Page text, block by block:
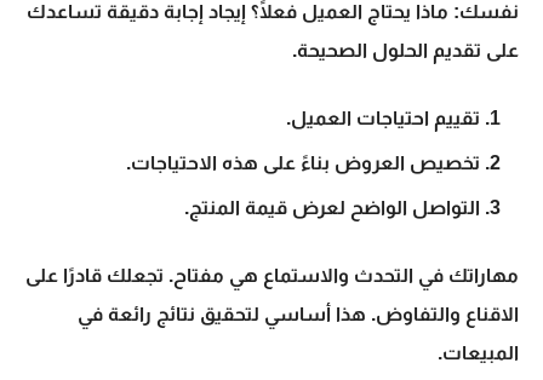
نفسك: ماذا يحتاج العميل فعلًا؟ إيجاد إجابة دقيقة تساعدك
على تقديم الحلول الصحيحة.
تقييم احتياجات العميل.
تخصيص العروض بناءً على هذه الاحتياجات.
التواصل الواضح لعرض قيمة المنتج.
مهاراتك في التحدث والاستماع هي مفتاح. تجعلك قادرًا على
الاقناع والتفاوض. هذا أساسي لتحقيق نتائج رائعة في
المبيعات.